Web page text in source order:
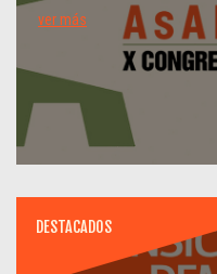
ver más
DESTACADOS